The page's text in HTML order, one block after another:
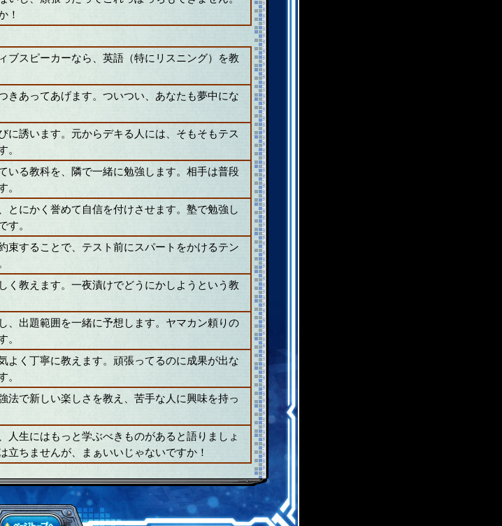
！
ブスピーカーなら、英語（特にリスニング）を教
きあってあげます。ついつい、あなたも夢中にな
に誘います。元からデキる人には、そもそもテス
。
いる教科を、隣で一緒に勉強します。相手は普段
。
とにかく誉めて自信を付けさせます。塾で勉強し
す。
束することで、テスト前にスパートをかけるテン
く教えます。一夜漬けでどうにかしようという教
、出題範囲を一緒に予想します。ヤマカン頼りの
。
よく丁寧に教えます。頑張ってるのに成果が出な
。
法で新しい楽しさを教え、苦手な人に興味を持っ
人生にはもっと学ぶべきものがあると語りましょ
立ちませんが、まぁいいじゃないですか！